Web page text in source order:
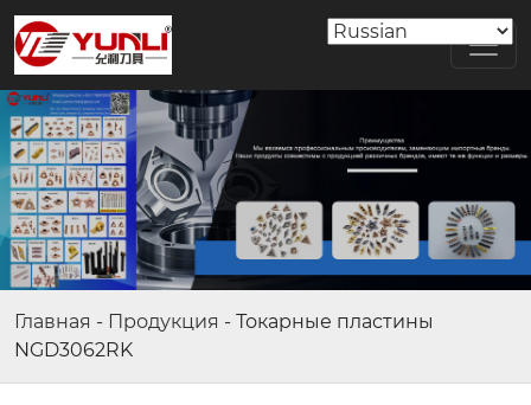
Главная - Продукция - Токарные пластины
NGD3062RK